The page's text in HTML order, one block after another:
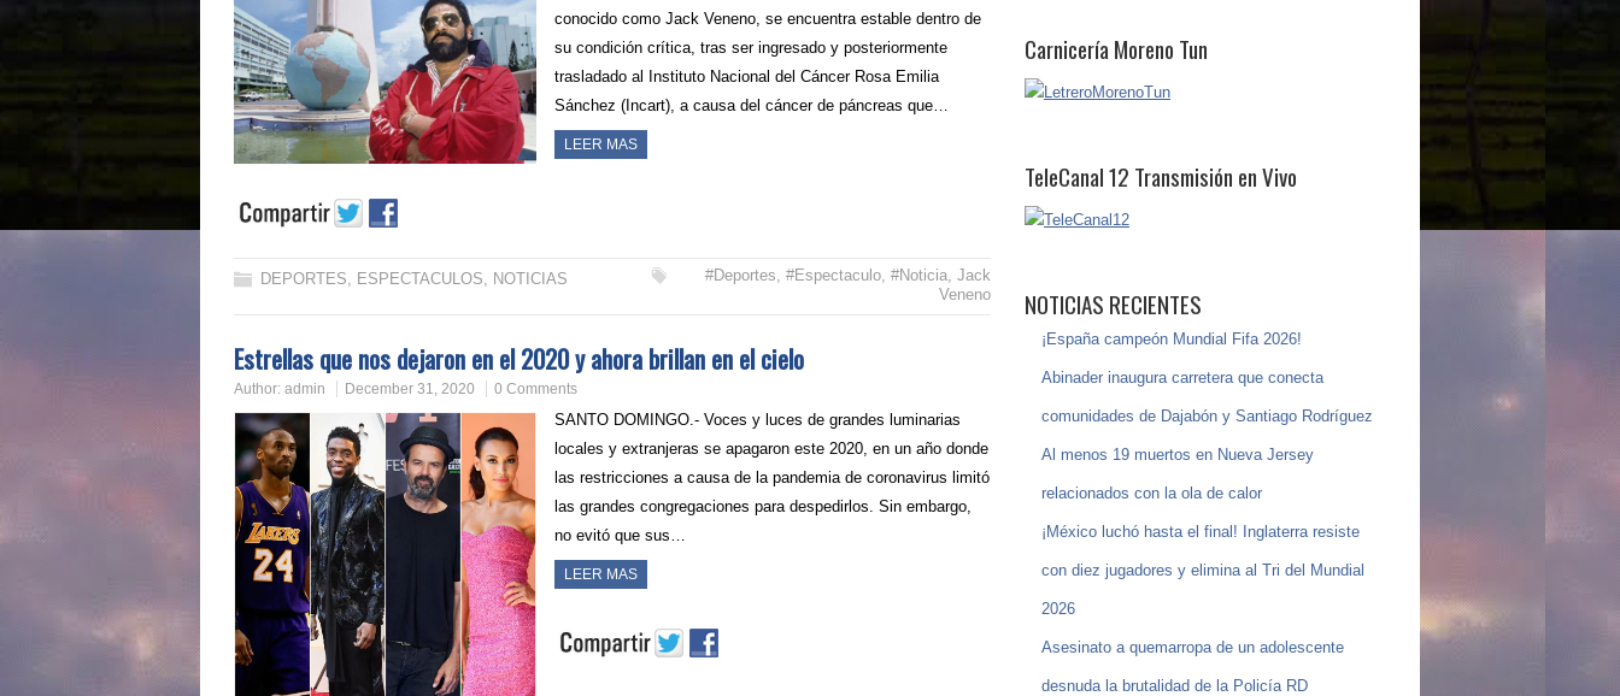
conocido como Jack Veneno, se encuentra estable dentro de
su condición crítica, tras ser ingresado y posteriormente
trasladado al Instituto Nacional del Cáncer Rosa Emilia
Sánchez (Incart), a causa del cáncer de páncreas que…
LEER MAS
DEPORTES ESPECTACULOS NOTICIAS #Deportes #Espectaculo, #Noticia, Jack
Veneno
Estrellas que nos dejaron en el 2020 y ahora brillan en el cielo
Author: admin December 31, 2020 0 Comments
SANTO DOMINGO.- Voces y luces de grandes luminarias
locales y extranjeras se apagaron este 2020, en un año donde
las restricciones a causa de la pandemia de coronavirus limitó
las grandes congregaciones para despedirlos. Sin embargo,
no evitó que sus…
LEER MAS
Carnicería Moreno Tun
TeleCanal 12 Transmisión en Vivo
NOTICIAS RECIENTES
¡España campeón Mundial Fifa 2026!
Abinader inaugura carretera que conecta
comunidades de Dajabón y Santiago Rodríguez
Al menos 19 muertos en Nueva Jersey
relacionados con la ola de calor
¡México luchó hasta el final! Inglaterra resiste
con diez jugadores y elimina al Tri del Mundial
2026
Asesinato a quemarropa de un adolescente
desnuda la brutalidad de la Policía RD